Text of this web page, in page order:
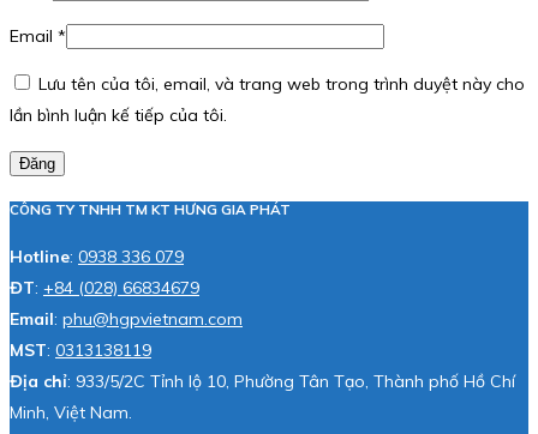
Email *
Lưu tên của tôi, email, và trang web trong trình duyệt này cho
lần bình luận kế tiếp của tôi.
Đăng
CÔNG TY TNHH TM KT HƯNG GIA PHÁT
Hotline: 0938 336 079
ĐT: +84 (028) 66834679
Email: phu@hgpvietnam.com
MST: 0313138119
Địa chỉ: 933/5/2C Tỉnh lộ 10, Phường Tân Tạo, Thành phố Hồ Chí
Minh, Việt Nam.